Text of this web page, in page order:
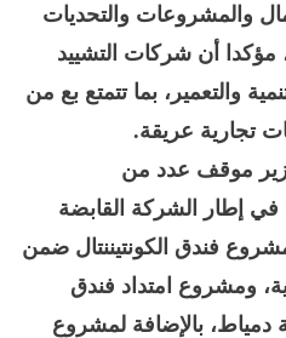
والمشروعات والتحديات
مؤكدا أن شركات التشييد
والتعمير، بما تتمتع بع من
تجارية عريقة.
موقف عدد من
في إطار الشركة القابضة
فندق الكونتيننتال ضمن
ومشروع امتداد فندق
دمياط، بالإضافة لمشروع